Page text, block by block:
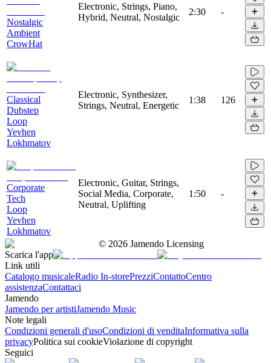
Nostalgic
Ambient
CrowHat
Electronic, Strings, Piano,
Hybrid, Neutral, Nostalgic
2:30 -
Classical
Dubstep
Loop
Yevhen
Lokhmatov
Electronic, Synthesizer,
Strings, Neutral, Energetic
1:38 126
Corporate
Tech
Loop
Yevhen
Lokhmatov
Electronic, Guitar, Strings,
Social Media, Corporate,
Neutral, Uplifting
1:50 -
© 2026 Jamendo Licensing
Scarica l'app
Link utili
Catalogo musicaleRadio In-storePrezziContattoCentro
assistenzaContattaci
Jamendo
Jamendo per artistiJamendo Music
Note legali
Condizioni generali d'usoCondizioni di venditaInformativa sulla
privacyPolitica sui cookieViolazione di copyright
Seguici